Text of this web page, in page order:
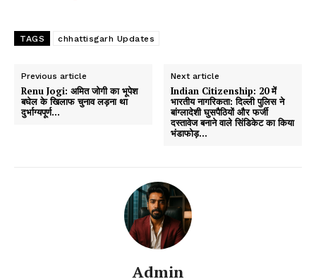
TAGS chhattisgarh Updates
Previous article
Renu Jogi: अमित जोगी का भूपेश
बघेल के खिलाफ चुनाव लड़ना था
दुर्भाग्यपूर्ण…
Next article
Indian Citizenship: ₹20 में
भारतीय नागरिकता: दिल्ली पुलिस ने
बांग्लादेशी घुसपैठियों और फर्जी
दस्तावेज बनाने वाले सिंडिकेट का किया
भंडाफोड़…
Admin